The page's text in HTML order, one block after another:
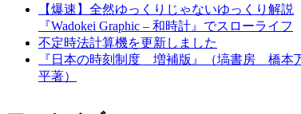
【爆速】全然ゆっくりじゃないゆっくり解説
『Wadokei Graphic – 和時計』でスローライフ
不定時法計算機を更新しました
『日本の時刻制度 増補版』（塙書房 橋本
平著）